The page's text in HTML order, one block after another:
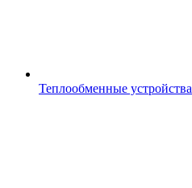
Теплообменные устройства